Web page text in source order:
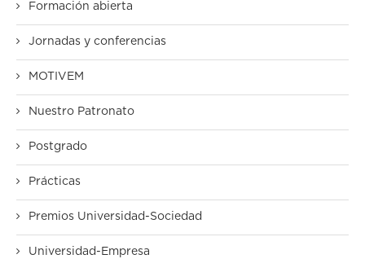
Formación abierta
Jornadas y conferencias
MOTIVEM
Nuestro Patronato
Postgrado
Prácticas
Premios Universidad-Sociedad
Universidad-Empresa